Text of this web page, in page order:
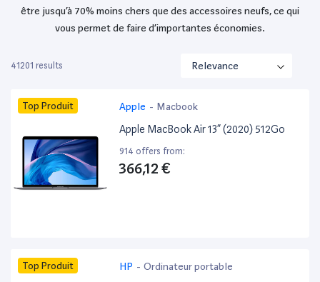
être jusqu’à 70% moins chers que des accessoires neufs, ce qui
vous permet de faire d’importantes économies.
41201 results
Top Produit Apple - Macbook
Apple MacBook Air 13” (2020) 512Go
914 offers from:
366,12 €
Top Produit HP - Ordinateur portable